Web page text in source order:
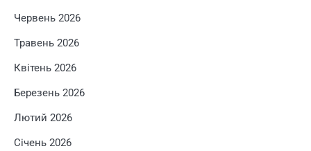
Червень 2026
Травень 2026
Квітень 2026
Березень 2026
Лютий 2026
Січень 2026